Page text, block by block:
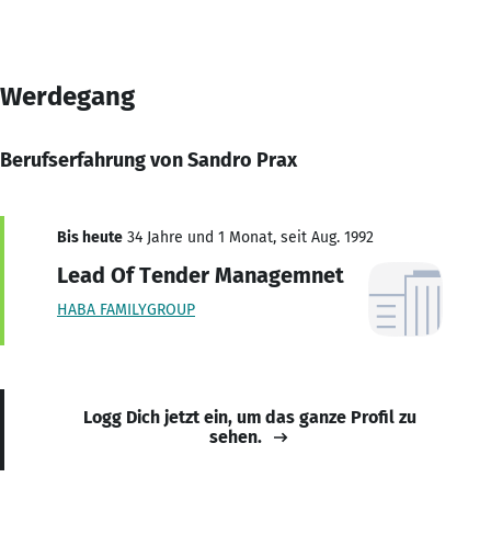
Werdegang
Berufserfahrung von Sandro Prax
Bis heute 34 Jahre und 1 Monat, seit Aug. 1992
Lead Of Tender Managemnet
HABA FAMILYGROUP
Logg Dich jetzt ein, um das ganze Profil zu
sehen.